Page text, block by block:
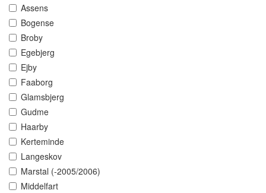
Assens
Bogense
Broby
Egebjerg
Ejby
Faaborg
Glamsbjerg
Gudme
Haarby
Kerteminde
Langeskov
Marstal (-2005/2006)
Middelfart